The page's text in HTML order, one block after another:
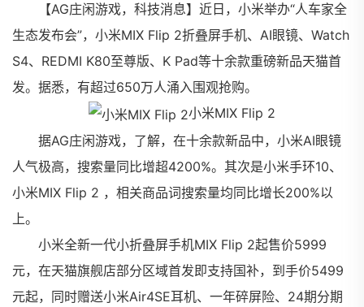
【AG庄闲游戏，科技消息】近日，小米举办“人车家全
生态发布会”，小米MIX Flip 2折叠屏手机、AI眼镜、Watch
S4、REDMI K80至尊版、K Pad等十余款重磅新品天猫首
发。据悉，有超过650万人涌入围观抢购。
小米MIX Flip 2
据AG庄闲游戏，了解，在十余款新品中，小米AI眼镜
人气极高，搜索量同比增超4200%。其次是小米手环10、
小米MIX Flip 2 ，相关商品词搜索量均同比增长200%以
上。
小米全新一代小折叠屏手机MIX Flip 2起售价5999
元，在天猫旗舰店部分区域首发即支持国补，到手价5499
元起，同时赠送小米Air4SE耳机、一年碎屏险、24期分期